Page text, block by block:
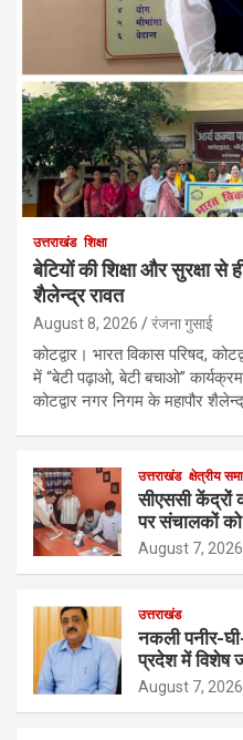
उत्तराखंड शिक्षा
बेटियों की शिक्षा और सुरक्षा से
शैलेन्द्र रावत
August 8, 2026 रंजना गुसाई
कोटद्वार। भारत विकास परिषद,
में “बेटी पढ़ाओ, बेटी बचाओ”
कोटद्वार नगर निगम के महापौर
उत्तराखंड क्षेत्रीय
सीएससी केंद्रों
पर संचालकों
August 7, 2026
उत्तराखंड
नकली पनीर-
प्रदेश में विशेष
August 7, 2026